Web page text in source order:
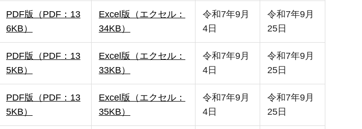
PDF版（PDF：13
6KB）
Excel版（エクセル：
34KB）
令和7年9月
4日
令和7年9月
25日
PDF版（PDF：13
5KB）
Excel版（エクセル：
33KB）
令和7年9月
4日
令和7年9月
25日
PDF版（PDF：13
5KB）
Excel版（エクセル：
35KB）
令和7年9月
4日
令和7年9月
25日